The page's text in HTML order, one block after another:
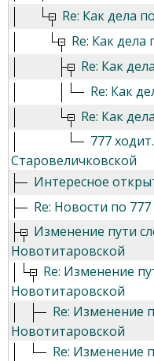
Re: Как дела
Re: Как
Re: Как
Re: Как
Re: Как
777
Старовеличковской
Интересное
Re: Новости по
Изменение пути
Новотитаровской
Re: Изменение
Новотитаровской
Re: Изменение
Новотитаровской
Re: Изменение